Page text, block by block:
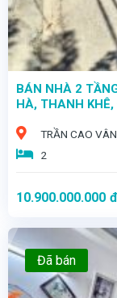
BÁN NHÀ 2
HÀ, THANH
TRẦN CAO
2
10.900.000.000
Đã bán